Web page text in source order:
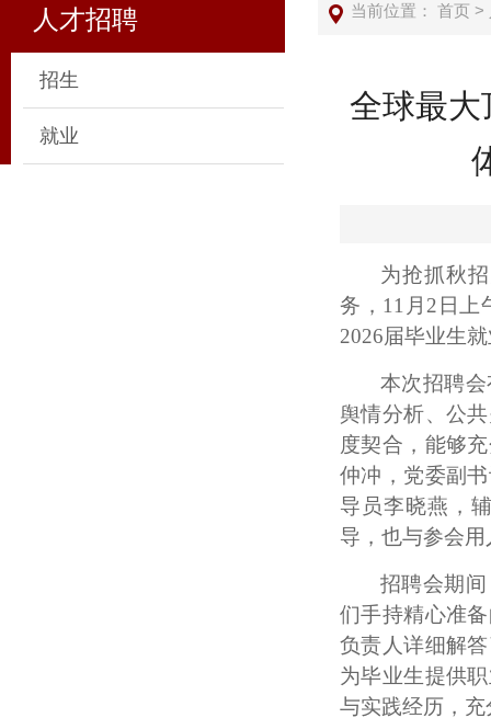
人才招聘
招生
就业
当前位置： 首页 >
全球最大
为抢抓秋
务， 11 月 2 日上
2026届毕业生
本次招聘
舆情分析、公
度契合，能够
仲冲，党委副
导员李晓燕，
导，也与参会
招聘会期
们手持精心准
负责人详细解
为毕业生提供
与实践经历，